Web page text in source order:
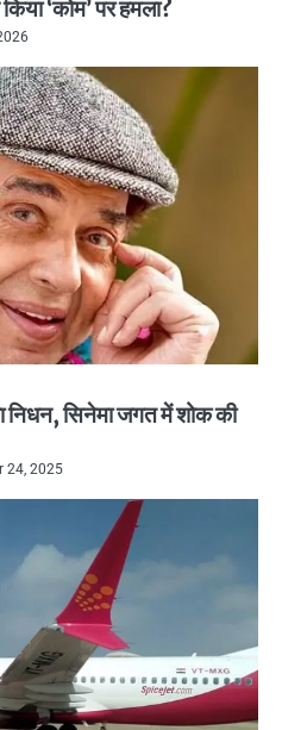
‘कोम’ पर हमला?
निधन, सिनेमा जगत में शोक की
24, 2025